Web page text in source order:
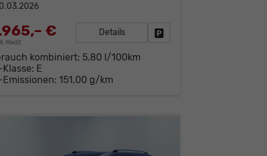
€
MwSt.
Details
kombiniert: 5,80 l/100km
Klasse: E
Emissionen:151,00 g/km